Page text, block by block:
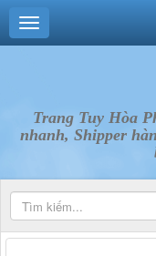
Trang Tuy Hòa
nhanh, Shipper